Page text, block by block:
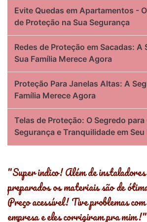
Evite Quedas em Apartamentos -
de Proteção na Sua Segurança
Redes de Proteção em Sacadas: A
Sua Família Merece Agora
Proteção Para Janelas Altas: A
Família Merece Agora
Telas de Proteção: O Segredo
Segurança e Tranquilidade em Seu
"Super indico! Além de
preparados os materiais são de
Preço acessível! Tive problemas
empresa e eles corrigiram pra mim!"